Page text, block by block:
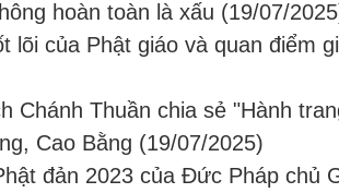
hoàn toàn là xấu (19/07/
lõi của Phật giáo và quan điểm
Chánh Thuần chia sẻ "Hành
Cao Bằng (19/07/2025)
đản 2023 của Đức Pháp chủ